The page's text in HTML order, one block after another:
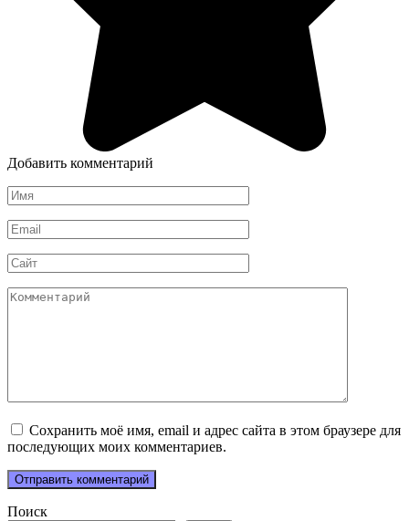
Добавить комментарий
Имя
*
Email
*
Сайт
Комментарий
Сохранить моё имя, email и адрес сайта в этом браузере для
последующих моих комментариев.
Поиск